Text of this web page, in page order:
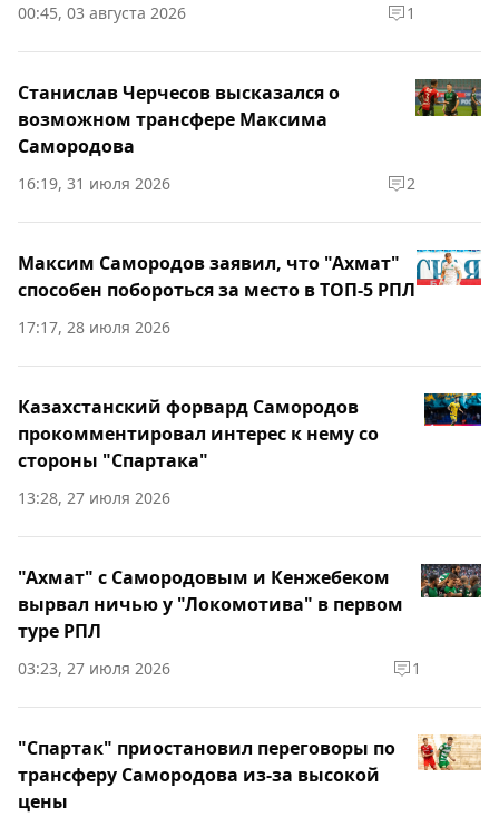
00:45, 03 августа 2026 1
Станислав Черчесов высказался о
возможном трансфере Максима
Самородова
16:19, 31 июля 2026 2
Максим Самородов заявил, что "Ахмат"
способен побороться за место в ТОП-5 РПЛ
17:17, 28 июля 2026
Казахстанский форвард Самородов
прокомментировал интерес к нему со
стороны "Спартака"
13:28, 27 июля 2026
"Ахмат" с Самородовым и Кенжебеком
вырвал ничью у "Локомотива" в первом
туре РПЛ
03:23, 27 июля 2026 1
"Спартак" приостановил переговоры по
трансферу Самородова из-за высокой
цены